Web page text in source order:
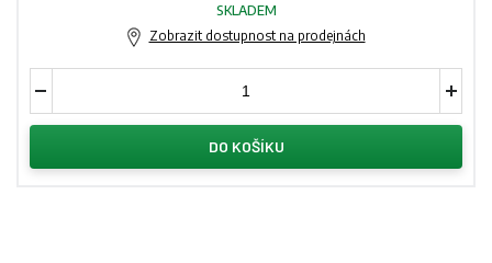
SKLADEM
Zobrazit dostupnost na prodejnách
DO KOŠÍKU